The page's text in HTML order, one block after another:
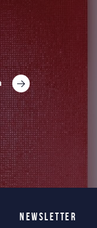
NEWSLETTER